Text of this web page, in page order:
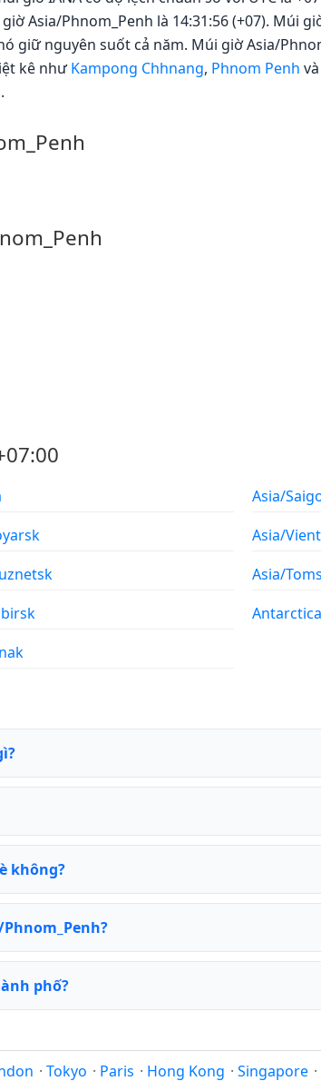
Asia/Phnom_Penh là 14:31:56 (+07). Múi
giữ nguyên suốt cả năm. Múi giờ Asia/
kê nhưKampong Chhnang, Phnom Penh và
Asia/
Asia/
Asia/
không?
phố?
· Tokyo · Paris · Hong Kong · Singapore ·